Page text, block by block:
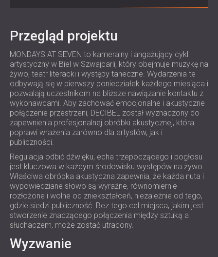
IZOLACJA AKUSTYCZNA I PANELE
KLUBÓW
IZOLACJA AKUSTYCZNA I ROZWIĄZANIA
AKUSTYCZNE DLA HOTELI
IZOLACJA AKUSTYCZNA I PANELE
AKUSTYCZNE DO HAL I TEATRÓW
ROZWIĄZANIA DŹWIĘKOSZCZELNE I
AKUSTYCZNE DLA POWIERZCHNI
HANDLOWYCH
WYCISZANIE I AKUSTYKA W OBIEKTACH
EDUKACYJNYCH
PANELE DŹWIĘKOCHŁONNE I
AKUSTYCZNE DLA PLACÓWEK SŁUŻBY
ZDROWIA
ROZWIĄZANIA DŹWIĘKOSZCZELNE I
AKUSTYCZNE DLA SEKTORA AUDIOLOGII
ROZWIĄZANIA DŹWIĘKOSZCZELNE I
РОССИЯ (RU)
USA (US)
SOUTH AFRICA (ZA)
Przegląd projektu
MONDAYS AT SEVEN to kameralny i angażujący cykl
artystyczny w Biel w Szwajcarii, który obejmuje muzykę na
żywo, teatr literacki i występy taneczne. Wydarzenia te
odbywają się w pierwszy poniedziałek każdego miesiąca i
pozwalają uczestnikom na bliższe nawiązanie kontaktu z
wykonawcami. Aby zachować emocjonalne i akustyczne
połączenie przestrzeni, DECIBEL został wyznaczony do
zapewnienia profesjonalnej obróbki akustycznej, która
poprawi wrażenia zarówno dla artystów, jak i
publiczności.
Regulacja odbić dźwięku, echa trzepoczącego i pogłosu
jest kluczowa w każdym środowisku występów na żywo.
Właściwa obróbka akustyczna zapewnia, że każda nuta i
wypowiedziane słowo są wyraźne, równomiernie
rozłożone i wolne od zniekształceń, niezależnie od tego,
gdzie siedzi publiczność. Bez tego cel miejsca, jakim jest
stworzenie znaczącego połączenia między sztuką a
słuchaczem, może zostać utracony.
Wyzwanie